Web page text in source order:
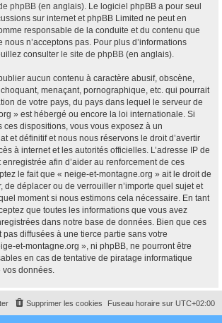
phpBB (en anglais). Le logiciel phpBB a pour seul
sur internet et phpBB Limited ne peut en
responsable de la conduite et du contenu que
nous n’acceptons pas. Pour plus d’informations
consulter le site de phpBB (en anglais).
aucun contenu à caractère abusif, obscène,
menaçant, pornographique, etc. qui pourrait
de votre pays, du pays dans lequel le serveur de
» est hébergé ou encore la loi internationale. Si
ces dispositions, vous vous exposez à un
et définitif et nous nous réservons le droit d’avertir
à internet et les autorités officielles. L’adresse IP de
afin d’aider au renforcement de ces
le fait que « neige-et-montagne.org » ait le droit de
de déplacer ou de verrouiller n’importe quel sujet et
moment si nous estimons cela nécessaire. En tant
que toutes les informations que vous avez
dans notre base de données. Bien que ces
diffusées à une tierce partie sans votre
et-montagne.org », ni phpBB, ne pourront être
en cas de tentative de piratage informatique
vos données.
Fuseau horaire sur UTC+02:00
Supprimer les cookies